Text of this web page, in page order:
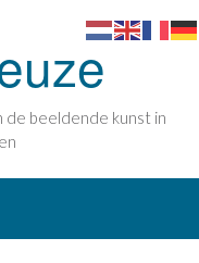
de beeldende kunst in